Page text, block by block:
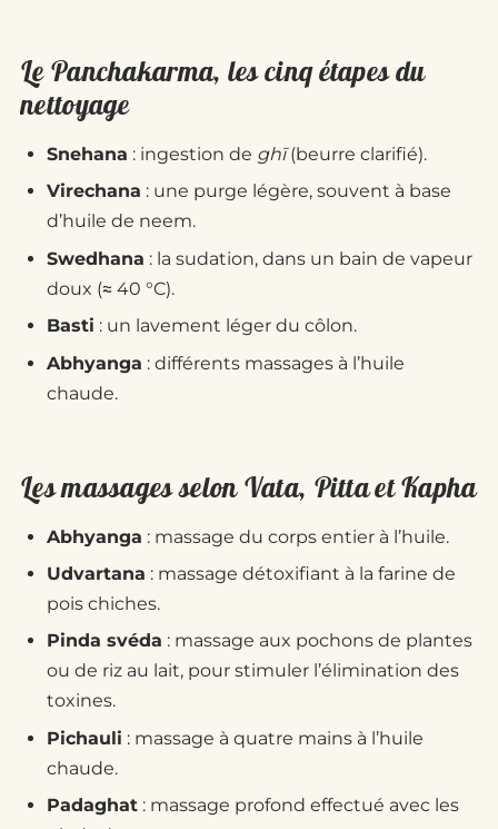
Le Panchakarma, les cinq étapes du
nettoyage
Snehana : ingestion de ghī(beurre clarifié).
Virechana : une purge légère, souvent à base
d’huile de neem.
Swedhana : la sudation, dans un bain de vapeur
doux (≈ 40 °C).
Basti : un lavement léger du côlon.
Abhyanga : différents massages à l’huile
chaude.
Les massages selon Vata, Pitta et Kapha
Abhyanga : massage du corps entier à l’huile.
Udvartana : massage détoxifiant à la farine de
pois chiches.
Pinda svéda : massage aux pochons de plantes
ou de riz au lait, pour stimuler l’élimination des
toxines.
Pichauli : massage à quatre mains à l’huile
chaude.
Padaghat : massage profond effectué avec les